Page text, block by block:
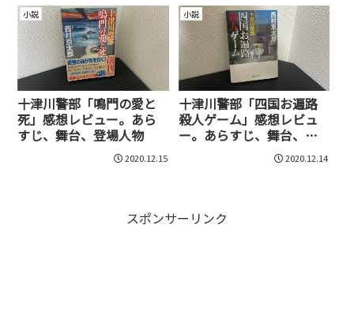
小説
十津川警部「鳴門の愛と
死」感想レビュー。あら
すじ、舞台、登場人物
2020.12.15
小説
十津川警部「四国お遍路
殺人ゲーム」感想レビュ
ー。あらすじ、舞台、登
2020.12.14
スポンサーリンク